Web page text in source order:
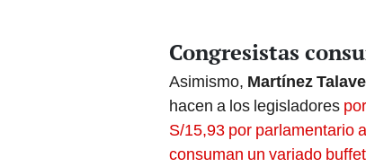
Congresistas
Asimismo, Martínez
hacen a los legisladores
S/15,93 por parlamentario
consuman un variado buffet